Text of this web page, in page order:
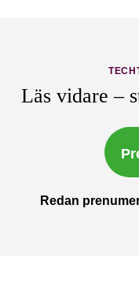
Läs vidare –
Redan